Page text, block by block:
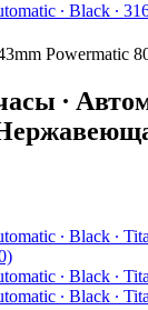
Powermatic
∙